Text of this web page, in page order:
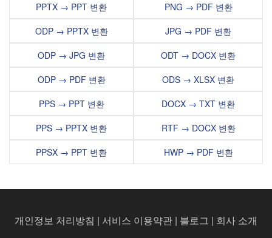
PPTX → PPT 변환
ODP → PPTX 변환
ODP → JPG 변환
ODP → PDF 변환
PPS → PPT 변환
PPS → PPTX 변환
PPSX → PPT 변환
PNG → PDF 변환
JPG → PDF 변환
ODT → DOCX 변환
ODS → XLSX 변환
DOCX → TXT 변환
RTF → DOCX 변환
HWP → PDF 변환
개인정보 처리방침 | 서비스 이용약관 | 블로그 | 회사 소개